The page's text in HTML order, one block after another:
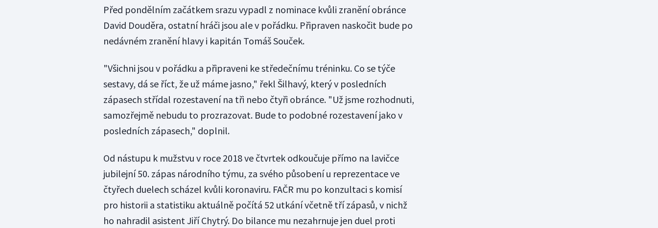
Před pondělním začátkem srazu vypadl z nominace kvůli zranění obránce
David Douděra, ostatní hráči jsou ale v pořádku. Připraven naskočit bude po
nedávném zranění hlavy i kapitán Tomáš Souček.
"Všichni jsou v pořádku a připraveni ke středečnímu tréninku. Co se týče
sestavy, dá se říct, že už máme jasno," řekl Šilhavý, který v posledních
zápasech střídal rozestavení na tři nebo čtyři obránce. "Už jsme rozhodnuti,
samozřejmě nebudu to prozrazovat. Bude to podobné rozestavení jako v
posledních zápasech," doplnil.
Od nástupu k mužstvu v roce 2018 ve čtvrtek odkoučuje přímo na lavičce
jubilejní 50. zápas národního týmu, za svého působení u reprezentace ve
čtyřech duelech scházel kvůli koronaviru. FAČR mu po konzultaci s komisí
pro historii a statistiku aktuálně počítá 52 utkání včetně tří zápasů, v nichž
ho nahradil asistent Jiří Chytrý. Do bilance mu nezahrnuje jen duel proti